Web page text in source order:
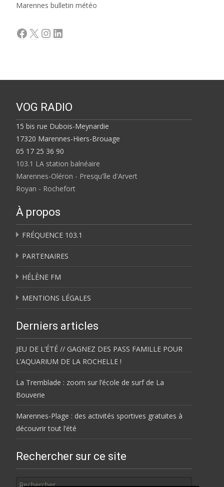
Marennes bulletin météo
Facebook
X Instagram
LinkedIn
VOG RADIO
15 bis rue Dubois-Meynardie
17320 Marennes-Hiers-Brouage
05 17 25 36 90
103.1 LA station balnéaire
Marennes-Oléron - Presqu'île d'Arvert
Royan - Rochefort
À propos
FRÉQUENCE 103.1
PARTENAIRES
HÉLÈNE FM
MENTIONS LÉGALES
Derniers articles
JEU DE L’ÉTÉ // GAGNEZ DES PASS FAMILLE POUR
L’AQUARIUM DE LA ROCHELLE !
La Tremblade : zoom sur l’école de surf de La
Bouverie
Marennes-Plage : des activités sportives gratuites à
découvrir tout l’été
Rechercher sur ce site